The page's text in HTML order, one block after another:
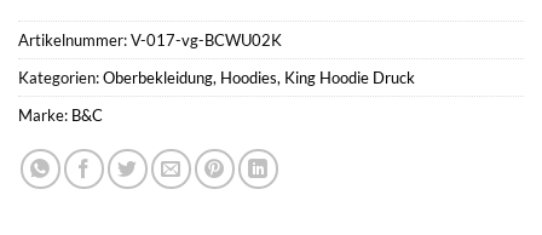
Artikelnummer:V-017-vg-BCWU02K
Kategorien:Oberbekleidung, Hoodies, King Hoodie Druck
Marke: B&C